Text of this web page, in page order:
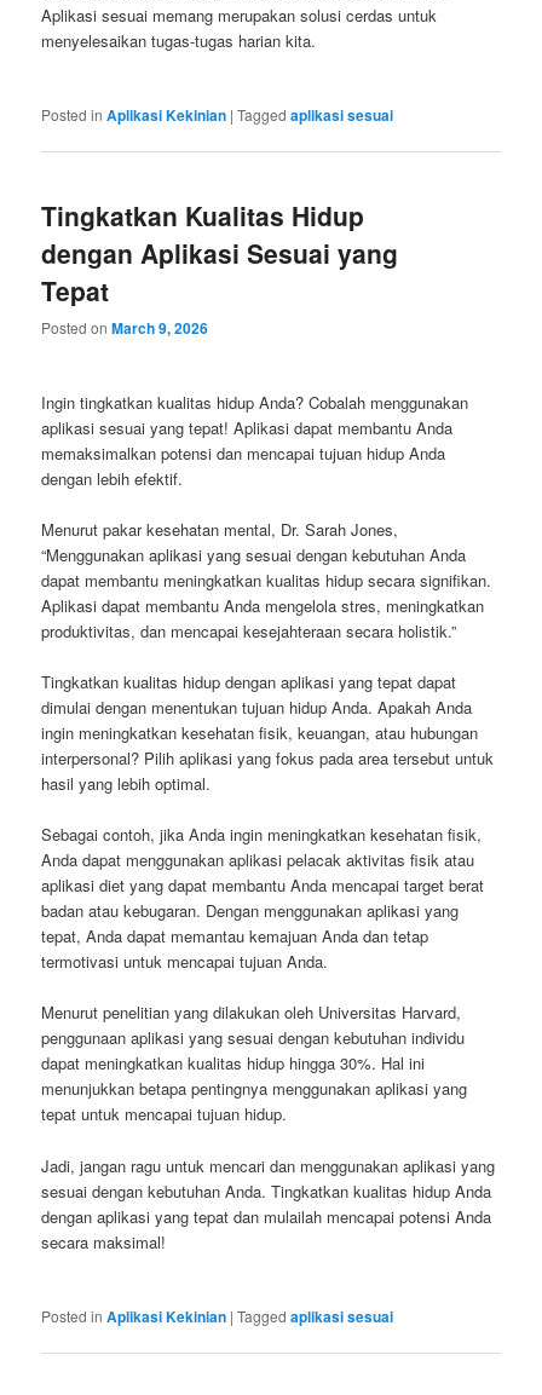
Aplikasi sesuai memang merupakan solusi cerdas untuk
menyelesaikan tugas-tugas harian kita.
Posted in Aplikasi Kekinian |Tagged aplikasi sesuai
Tingkatkan Kualitas Hidup
dengan Aplikasi Sesuai yang
Tepat
Posted onMarch 9, 2026
Ingin tingkatkan kualitas hidup Anda? Cobalah menggunakan
aplikasi sesuai yang tepat! Aplikasi dapat membantu Anda
memaksimalkan potensi dan mencapai tujuan hidup Anda
dengan lebih efektif.
Menurut pakar kesehatan mental, Dr. Sarah Jones,
“Menggunakan aplikasi yang sesuai dengan kebutuhan Anda
dapat membantu meningkatkan kualitas hidup secara signifikan.
Aplikasi dapat membantu Anda mengelola stres, meningkatkan
produktivitas, dan mencapai kesejahteraan secara holistik.”
Tingkatkan kualitas hidup dengan aplikasi yang tepat dapat
dimulai dengan menentukan tujuan hidup Anda. Apakah Anda
ingin meningkatkan kesehatan fisik, keuangan, atau hubungan
interpersonal? Pilih aplikasi yang fokus pada area tersebut untuk
hasil yang lebih optimal.
Sebagai contoh, jika Anda ingin meningkatkan kesehatan fisik,
Anda dapat menggunakan aplikasi pelacak aktivitas fisik atau
aplikasi diet yang dapat membantu Anda mencapai target berat
badan atau kebugaran. Dengan menggunakan aplikasi yang
tepat, Anda dapat memantau kemajuan Anda dan tetap
termotivasi untuk mencapai tujuan Anda.
Menurut penelitian yang dilakukan oleh Universitas Harvard,
penggunaan aplikasi yang sesuai dengan kebutuhan individu
dapat meningkatkan kualitas hidup hingga 30%. Hal ini
menunjukkan betapa pentingnya menggunakan aplikasi yang
tepat untuk mencapai tujuan hidup.
Jadi, jangan ragu untuk mencari dan menggunakan aplikasi yang
sesuai dengan kebutuhan Anda. Tingkatkan kualitas hidup Anda
dengan aplikasi yang tepat dan mulailah mencapai potensi Anda
secara maksimal!
Posted in Aplikasi Kekinian |Tagged aplikasi sesuai